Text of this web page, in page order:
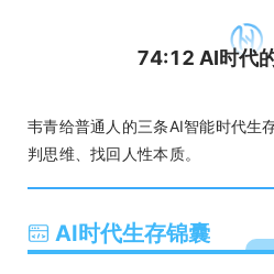
74:12 AI时代
韦青给普通人的三条AI智能时代生
判思维、找回人性本质。
AI时代生存锦囊